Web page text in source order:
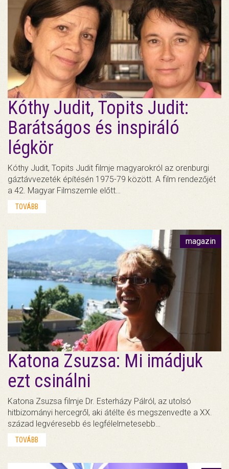
Kóthy Judit, Topits Judit:
Barátságos és inspiráló
légkör
Kóthy Judit, Topits Judit filmje magyarokról az orenburgi
gáztávvezeték építésén 1975-79 között. A film rendezőjét
a 42. Magyar Filmszemle előtt…
TOVÁBB
magazin
Katona Zsuzsa: Mi imádjuk
ezt csinálni
Katona Zsuzsa filmje Dr. Esterházy Pálról, az utolsó
hitbizományi hercegről, aki átélte és megszenvedte a XX.
század legvéresebb és legfélelmetesebb…
TOVÁBB